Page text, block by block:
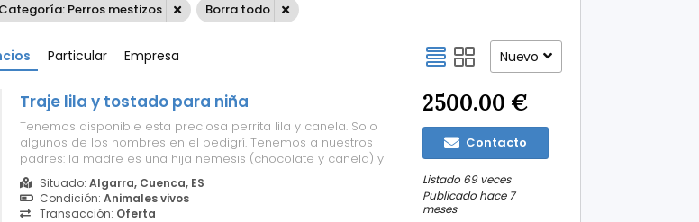
Categoría: Perros mestizos Borra todo
Particular Empresa Nuevo
Traje lila y tostado para niña
Tenemos disponible esta preciosa perrita lila y canela. Solo
algunos de los nombres en el pedigrí. Tenemos a nuestros
padres: la madre es una hija nemesis (chocolate y canela) y
el padre, Larry (tricolor lila), tiene líneas Posherbull completas
por ambos lados. Flick está lista para salir; tiene ambas
inyecciones, micr...
Situado: Algarra, Cuenca, ES
Condición: Animales vivos
Transacción: Oferta
2500.00 €
Contacto
Listado 69 veces
Publicado hace 7
meses